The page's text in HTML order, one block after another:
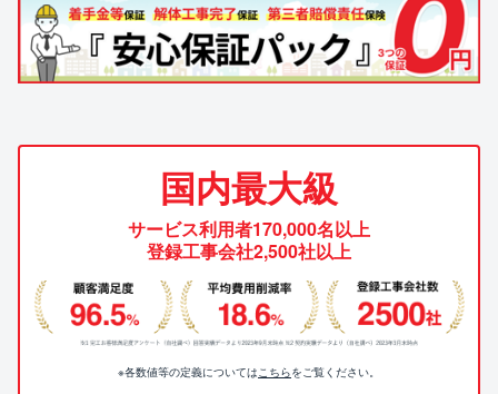
国内最大級
サービス利用者170,000名以上
登録工事会社2,500社以上
※各数値等の定義についてはこちらをご覧ください。